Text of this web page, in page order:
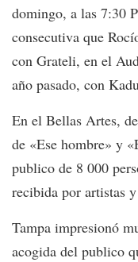
domingo, a las 7:30
consecutiva que
con Grateli, en el
año pasado, con
En el Bellas Artes,
de «Ese hombre» y
publico de 8 000
recibida por artistas
Tampa impresionó
acogida del publico